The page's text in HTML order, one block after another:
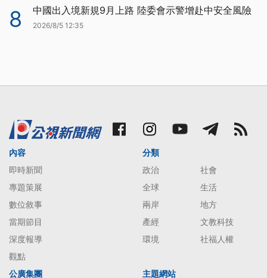
8 中國出入境新規9月上路 陸委會示警增赴中安全風險
2026/8/5 12:35
內容
即時新聞
專題策展
數位敘事
當期節目
深度報導
觀點
分類
政治
社會
全球
生活
兩岸
地方
產經
文教科技
環境
社福人權
公廣集團 主題網站